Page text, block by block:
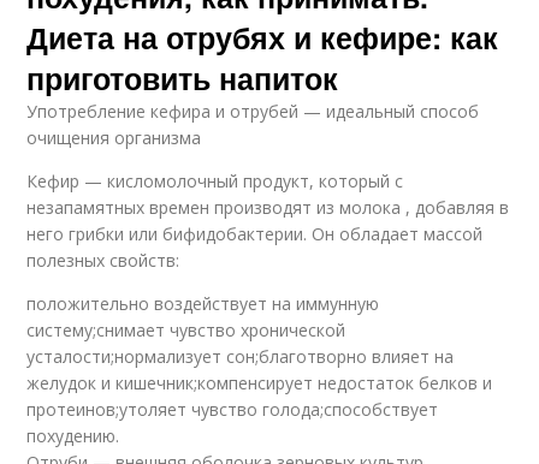
Диета на отрубях и кефире: как
приготовить напиток
Употребление кефира и отрубей — идеальный способ
очищения организма
Кефир — кисломолочный продукт, который с
незапамятных времен производят из молока , добавляя в
него грибки или бифидобактерии. Он обладает массой
полезных свойств:
положительно воздействует на иммунную
систему;снимает чувство хронической
усталости;нормализует сон;благотворно влияет на
желудок и кишечник;компенсирует недостаток белков и
протеинов;утоляет чувство голода;способствует
похудению.